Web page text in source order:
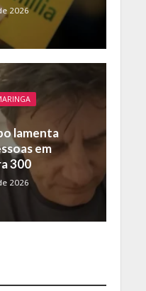
2026
lamenta
em
300
2026